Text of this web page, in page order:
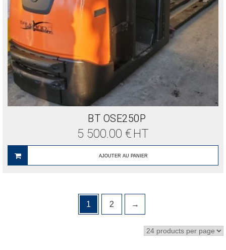
BT OSE250P
5 500.00 € HT
AJOUTER AU PANIER
1 2 →